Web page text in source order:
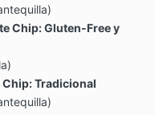
Chip: Gluten-Free y
Tradicional